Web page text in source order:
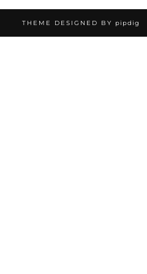
THEME DESIGNED BY pipdig